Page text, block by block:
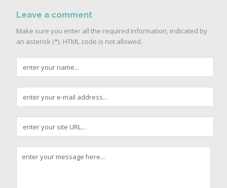
Leave a comment
Make sure you enter all the required information, indicated by
an asterisk (*). HTML code is not allowed.